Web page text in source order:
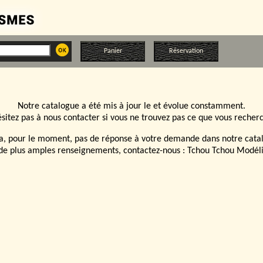
Panier Réservation
Notre catalogue a été mis à jour le et évolue constamment.
pas à nous contacter si vous ne trouvez pas ce que vous
a, pour le moment, pas de réponse à votre demande dans notre
plus amples renseignements, contactez-nous : Tchou Tchou